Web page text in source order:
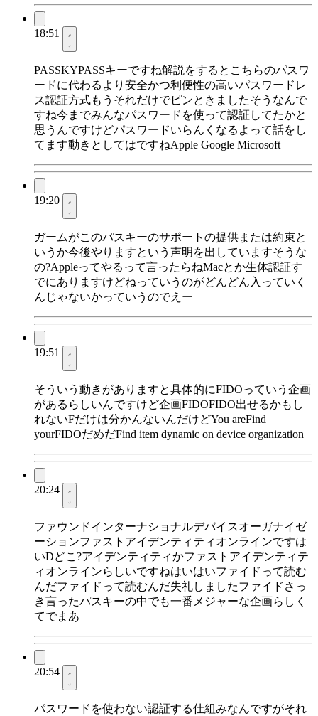
18:51
PASSKYPASSキーですね解説をするとこちらのパスワ
ードに代わるより安全かつ利便性の高いパスワードレ
ス認証方式もうそれだけでピンときましたそうなんで
すね今までみんなパスワードを使って認証してたかと
思うんですけどパスワードいらんくなるよって話をし
てます動きとしてはですねApple Google Microsoft
19:20
ガームがこのパスキーのサポートの提供または約束と
いうか今後やりますという声明を出していますそうな
の?Appleってやるって言ったらねMacとか生体認証す
でにありますけどねっていうのがどんどん入っていく
んじゃないかっていうのでえー
19:51
そういう動きがありますと具体的にFIDOっていう企画
があるらしいんですけど企画FIDOFIDO出せるかもし
れないFだけは分かんないんだけどYou areFind
yourFIDOだめだFind item dynamic on device organization
20:24
ファウンドインターナショナルデバイスオーガナイゼ
ーションファストアイデンティティオンラインですは
いDどこ?アイデンティティかファストアイデンティテ
ィオンラインらしいですねはいはいファイドって読む
んだファイドって読むんだ失礼しましたファイドさっ
き言ったパスキーの中でも一番メジャーな企画らしく
てでまあ
20:54
パスワードを使わない認証する仕組みなんですがそれ